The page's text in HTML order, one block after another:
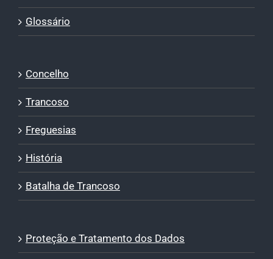
Glossário
Concelho
Trancoso
Freguesias
História
Batalha de Trancoso
Proteção e Tratamento dos Dados